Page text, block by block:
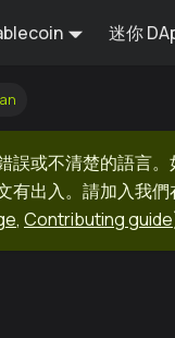
迷你
或不清楚的語言。
有出入。請加入我
, Contributing guide